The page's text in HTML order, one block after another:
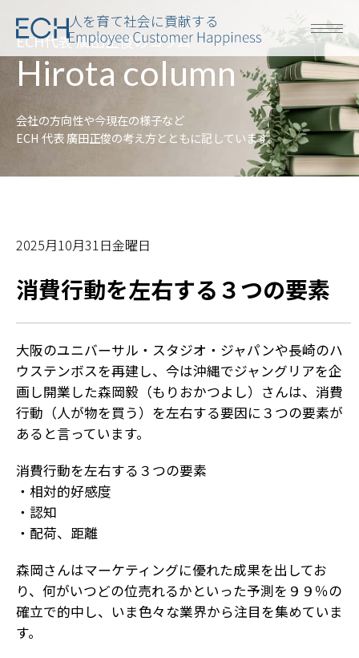
人を育て社会に貢献する
ECH代表 廣田正俊のコラム
Hirota column
会社の方向性や今現在の様子など
ECH 代表 廣田正俊の考え方とともに記しています。
2025月10月31日金曜日
消費行動を左右する３つの要素
大阪のユニバーサル・スタジオ・ジャパンや長崎のハ
ウステンボスを再建し、今は沖縄でジャングリアを企
画し開業した森岡毅（もりおかつよし）さんは、消費
行動（人が物を買う）を左右する要因に３つの要素が
あると言っています。
消費行動を左右する３つの要素
・相対的好感度
・認知
・配荷、距離
森岡さんはマーケティングに優れた成果を出してお
り、何がいつどの位売れるかといった予測を９９％の
確立で的中し、いま色々な業界から注目を集めていま
す。